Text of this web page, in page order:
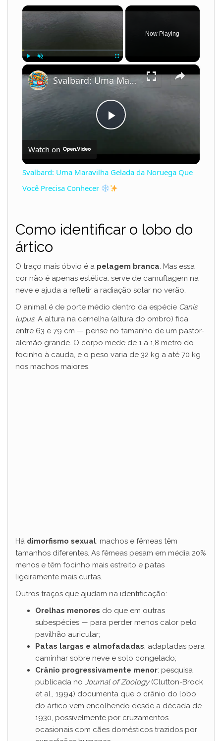
×
Now Playing
×
P
l
a
i
d
e
Svalbard: Uma Maravilha Gelada da Noruega Que Você Precisa Conhecer
Watch on
Svalbard: Uma Maravilha Gelada da Noruega Que
Você Precisa Conhecer
Como identificar o lobo do
ártico
O traço mais óbvio é a pelagem branca. Mas essa
cor não é apenas estética: serve de camuflagem na
neve e ajuda a refletir a radiação solar no verão.
O animal é de porte médio dentro da espécie Canis
lupus. A altura na cernelha (altura do ombro) fica
entre 63 e 79 cm — pense no tamanho de um pastor-
alemão grande. O corpo mede de 1 a 1,8 metro do
focinho à cauda, e o peso varia de 32 kg a até 70 kg
nos machos maiores.
Há dimorfismo sexual: machos e fêmeas têm
tamanhos diferentes. As fêmeas pesam em média 20%
menos e têm focinho mais estreito e patas
ligeiramente mais curtas.
Outros traços que ajudam na identificação:
Orelhas menores do que em outras
subespécies — para perder menos calor pelo
pavilhão auricular;
Patas largas e almofadadas, adaptadas para
caminhar sobre neve e solo congelado;
Crânio progressivamente menor: pesquisa
publicada no Journal of Zoology(Clutton-Brock
et al., 1994) documenta que o crânio do lobo
do ártico vem encolhendo desde a década de
1930, possivelmente por cruzamentos
ocasionais com cães domésticos trazidos por